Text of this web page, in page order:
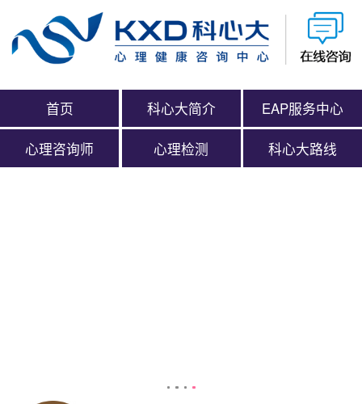
首页 科心大简介 EAP服务中心
心理咨询师 心理检测 科心大路线